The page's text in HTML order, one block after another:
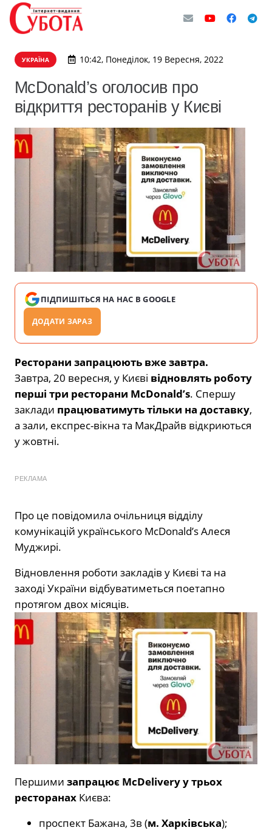
УКРАЇНА 10:42, Понеділок, 19 Вересня, 2022
McDonald’s оголосив про
відкриття ресторанів у Києві
ПІДПИШІТЬСЯ НА НАС В GOOGLE
ДОДАТИ ЗАРАЗ
Ресторани запрацюють вже завтра.
Завтра, 20 вересня, у Києві відновлять роботу
перші три ресторани McDonald’s. Спершу
заклади працюватимуть тільки на доставку,
а зали, експрес-вікна та МакДрайв відкриються
у жовтні.
РЕКЛАМА
Про це повідомила очільниця відділу
комунікацій українського McDonald’s Алеся
Муджирі.
Відновлення роботи закладів у Києві та на
заході України відбуватиметься поетапно
протягом двох місяців.
Першими запрацює McDelivery у трьох
ресторанах Києва:
проспект Бажана, 3в (м. Харківська);